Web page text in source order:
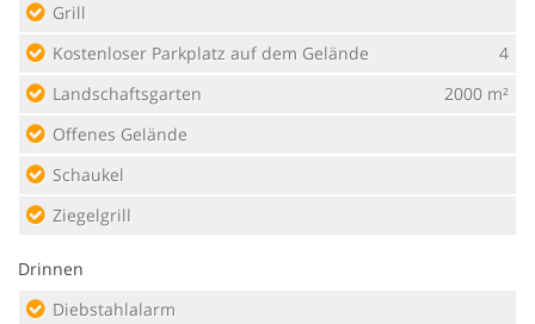
Grill
Kostenloser Parkplatz auf dem Gelände
4
Landschaftsgarten
2000 m²
Offenes Gelände
Schaukel
Ziegelgrill
Drinnen
Diebstahlalarm